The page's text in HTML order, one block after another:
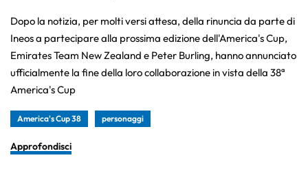
Dopo la notizia, per molti versi attesa, della rinuncia da parte di
Ineos a partecipare alla prossima edizione dell'America's Cup,
Emirates Team New Zealand e Peter Burling, hanno annunciato
ufficialmente la fine della loro collaborazione in vista della 38ª
America's Cup
America's Cup 38 personaggi
Approfondisci